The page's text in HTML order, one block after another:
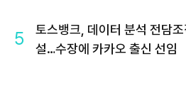
5
토스뱅크, 데이터 분석 전담조
설…수장에 카카오 출신 선임